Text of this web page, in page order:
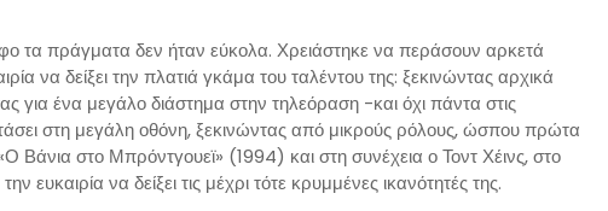
τα πράγματα δεν ήταν εύκολα. Χρειάστηκε να περάσουν αρκετά
να δείξει την πλατιά γκάμα του ταλέντου της: ξεκινώντας αρχικά
για ένα μεγάλο διάστημα στην τηλεόραση -και όχι πάντα στις
στη μεγάλη οθόνη, ξεκινώντας από μικρούς ρόλους, ώσπου πρώτα
Βάνια στο Μπρόντγουεϊ» (1994) και στη συνέχεια ο Τοντ Χέινς, στο
να δείξει τις μέχρι τότε κρυμμένες ικανότητές της.